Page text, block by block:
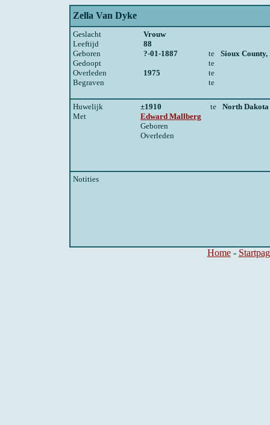
Zella Van Dyke
Geslacht
Vrouw
Leeftijd
88
Geboren
?-01-1887 te
Sioux County,
Gedoopt
te
Overleden
1975
te
Begraven
te
Huwelijk ±1910 te
North Dakota
Met
Edward Mallberg
Geboren
Overleden
Notities
Home-